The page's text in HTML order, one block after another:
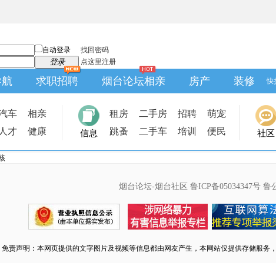
自动登录
找回密码
登录 点这里注册
求职招聘 烟台论坛相亲 房产 装修 快
车
相亲
人才 健康 信息
租房 二手房 招聘
萌宠
跳蚤
二手车 培训 便民 社区
烟台论坛-烟台社区 鲁ICP备05034347号 鲁
免责声明：本网页提供的文字图片及视频等信息都由网友产生，本网站仅提供存储服务